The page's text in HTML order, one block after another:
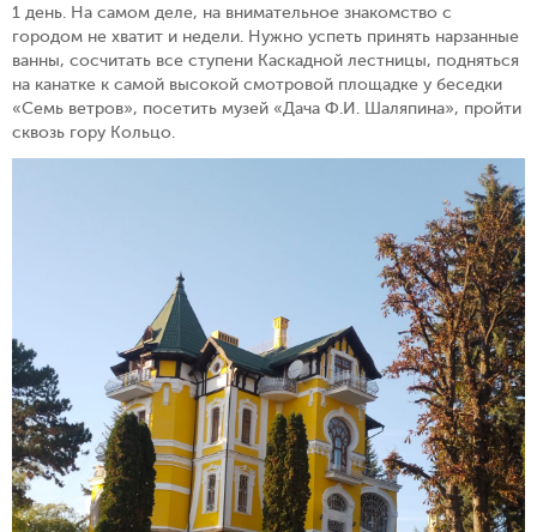
1 день. На самом деле, на внимательное знакомство с
городом не хватит и недели. Нужно успеть принять нарзанные
ванны, сосчитать все ступени Каскадной лестницы, подняться
на канатке к самой высокой смотровой площадке у беседки
«Семь ветров», посетить музей «Дача Ф.И. Шаляпина», пройти
сквозь гору Кольцо.